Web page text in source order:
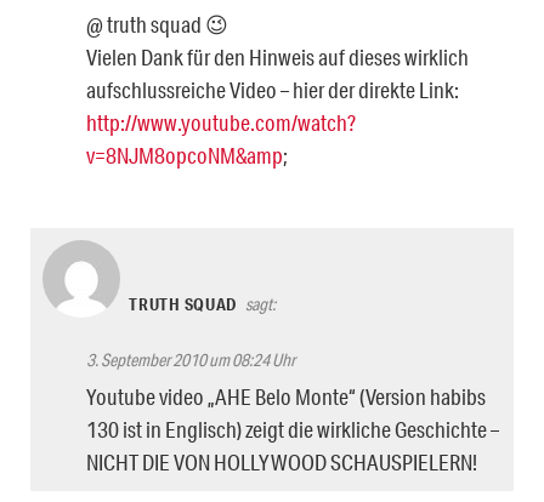
@ truth squad 😉
Vielen Dank für den Hinweis auf dieses wirklich
aufschlussreiche Video – hier der direkte Link:
http://www.youtube.com/watch?
v=8NJM8opcoNM&amp;
TRUTH SQUAD sagt:
3. September 2010 um 08:24 Uhr
Youtube video „AHE Belo Monte“ (Version habibs
130 ist in Englisch) zeigt die wirkliche Geschichte –
NICHT DIE VON HOLLYWOOD SCHAUSPIELERN!